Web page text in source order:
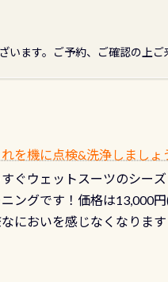
います。ご予約、ご確認の上ご
を機に点検&洗浄しましょ
ぐウェットスーツのシー
ングです！価格は13,000
においを感じなくなりま